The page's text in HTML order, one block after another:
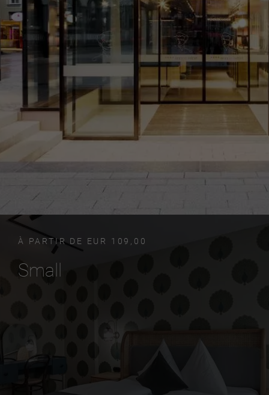
À PARTIR DE EUR 109,00
Small